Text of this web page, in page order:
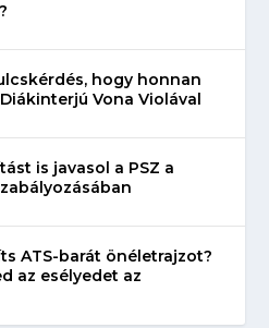
hogy honnan
Vona Violával
is javasol a PSZ a
ATS-barát önéletrajzot?
az esélyedet az